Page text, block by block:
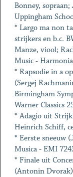
Bonney,
Uppingham
* Largo ma non
strijkers en b.c.
Manze, viool;
Music -
* Rapsodie in a
(Sergej
Birmingham
Warner Classics
* Adagio uit
Heinrich Schiff,
* Eerste sneeuw
Musica - EMI
* Finale uit
(Antonin